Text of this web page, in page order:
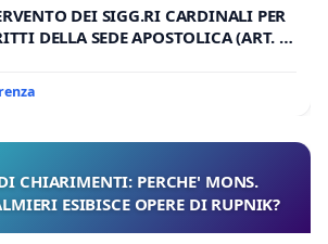
DEI SIGG.RI CARDINALI PER
DELLA SEDE APOSTOLICA (ART. 3
CHIARIMENTI: PERCHE' MONS.
ESIBISCE OPERE DI RUPNIK?